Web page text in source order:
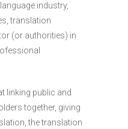
industry,
translation
(or authorities) in
linking public and
together, giving
the translation